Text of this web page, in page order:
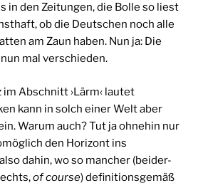
in den Zeitungen, die Bolle so liest
ob die Deutschen noch alle
am Zaun haben. Nun ja: Die
mal verschieden.
Abschnitt ›Lärm‹ lautet
kann in solch einer Welt aber
Warum auch? Tut ja ohnehin nur
den Horizont ins
dahin, wo so mancher (beider-
of course) definitionsgemäß